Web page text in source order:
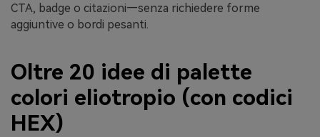
CTA, badge o citazioni—senza richiedere forme
aggiuntive o bordi pesanti.
Oltre 20 idee di palette
colori eliotropio (con codici
HEX)